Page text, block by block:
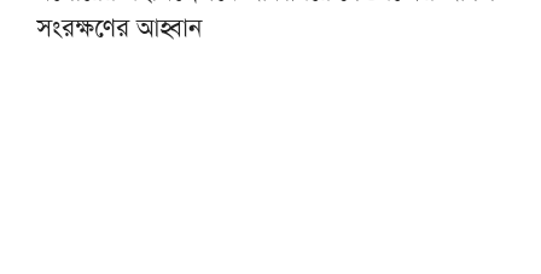
সংরক্ষণের আহ্বান